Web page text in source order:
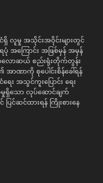
လူမှု အသိုင်းအဝိုင်းများတွင်
ပုံ အကြောင်း အဖြစ်မှန် အမှန်
ာလောဆယ် စည်းရုံးတိုက်တွန်း
အာဏာကို စုပေါင်းစိန်ခေါ်ရန်
ေး အသွင်ကူးပြောင်း ရေး
ရှိသော လုပ်ဆောင်ချက်
င်ဆင်ထားရန် ကြိုးစားနေ